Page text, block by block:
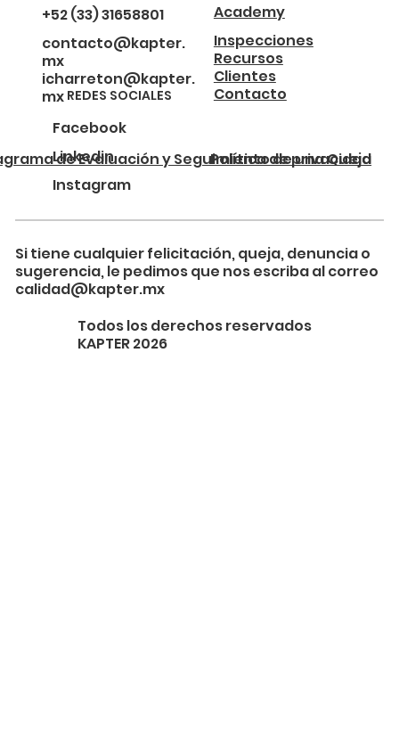
+52 (33) 31658801
contacto@kapter.
mx
icharreton@kapter.
mx
Academy
Inspecciones
Recursos
Clientes
Contacto
REDES SOCIALES
Facebook
Linkedin
Instagram
Política de privacidad
de Evaluación y Seguimiento de una Queja
Si tiene cualquier felicitación, queja, denuncia o
sugerencia, le pedimos que nos escriba al correo
calidad@kapter.mx
Todos los derechos reservados
KAPTER 2026